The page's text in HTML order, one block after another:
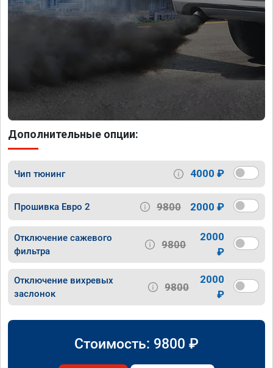
Дополнительные опции:
Чип тюнинг 4000 ₽
Прошивка Евро 2 9800 2000 ₽
Отключение сажевого
фильтра
9800
2000
₽
Отключение вихревых
заслонок
9800
2000
₽
Стоимость: 9800 ₽